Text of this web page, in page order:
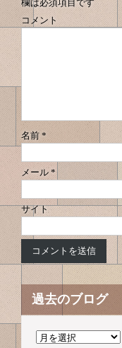
ビ
ゲ
ン
シ
ョ
欄は必須項目です
コメント
名前 *
メール *
サイト
過去のブログ
過